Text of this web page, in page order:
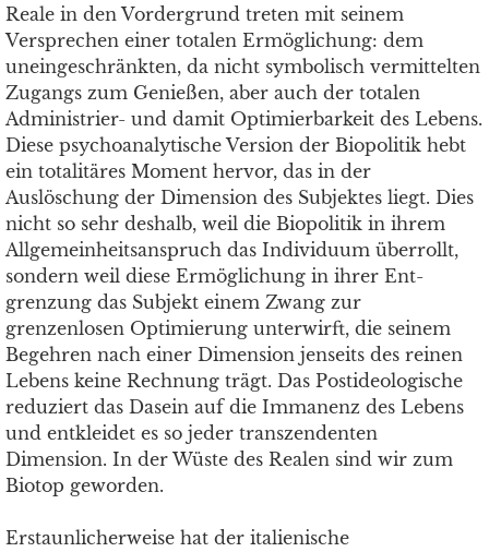
Reale in den Vordergrund treten mit seinem
Versprechen einer totalen Ermöglichung: dem
uneingeschränkten, da nicht symbolisch vermittelten
Zugangs zum Genießen, aber auch der totalen
Administrier- und damit Optimierbarkeit des Lebens.
Diese psychoanalytische Version der Biopolitik hebt
ein totalitäres Moment hervor, das in der
Auslöschung der Dimension des Subjektes liegt. Dies
nicht so sehr deshalb, weil die Biopolitik in ihrem
Allgemeinheitsanspruch das Individuum überrollt,
sondern weil diese Ermöglichung in ihrer Ent-
grenzung das Subjekt einem Zwang zur
grenzenlosen Optimierung unterwirft, die seinem
Begehren nach einer Dimension jenseits des reinen
Lebens keine Rechnung trägt. Das Postideologische
reduziert das Dasein auf die Immanenz des Lebens
und entkleidet es so jeder transzendenten
Dimension. In der Wüste des Realen sind wir zum
Biotop geworden.
Erstaunlicherweise hat der italienische